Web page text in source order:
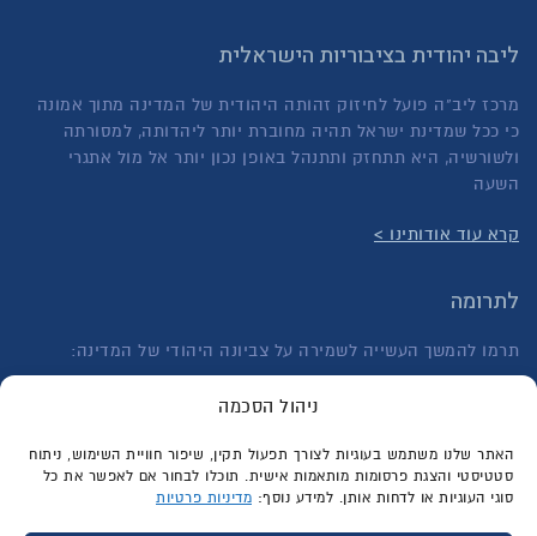
ניהול הסכמה
האתר שלנו משתמש בעוגיות לצורך תפעול תקין, שיפור חוויית השימוש, ניתוח
סטטיסטי והצגת פרסומות מותאמות אישית. תוכלו לבחור אם לאפשר את כל
סוגי העוגיות או לדחות אותן. למידע נוסף: מדיניות פרטיות
ליבה יהודית בציבוריות הישראלית
מרכז ליב"ה פועל לחיזוק זהותה היהודית של המדינה מתוך אמונה
כי ככל שמדינת ישראל תהיה מחוברת יותר ליהדותה, למסורתה
ולשורשיה, היא תתחזק ותתנהל באופן נכון יותר אל מול אתגרי
השעה
קרא עוד אודותינו >
לתרומה
תרמו להמשך העשייה לשמירה על צביונה היהודי של המדינה:
לתרומה בהוראת קבע >